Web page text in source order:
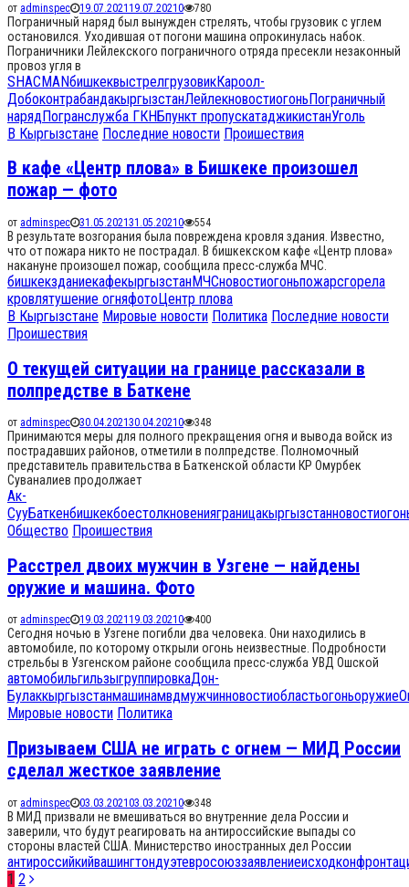
от adminspec 19.07.2021 19.07.20210 780
Пограничный наряд был вынужден стрелять, чтобы грузовик с углем
остановился. Уходившая от погони машина опрокинулась набок.
Пограничники Лейлекского пограничного отряда пресекли незаконный
провоз угля в
SHACMANбишкеквыстрелгрузовикКароол-
ДобоконтрабандакыргызстанЛейлекновостиогоньПограничный
нарядПогранслужба ГКНБпункт пропускатаджикистанУголь
В Кыргызстане Последние новости Проишествия
В кафе «Центр плова» в Бишкеке произошел
пожар — фото
от adminspec 31.05.202131.05.20210 554
В результате возгорания была повреждена кровля здания. Известно,
что от пожара никто не пострадал. В бишкекском кафе «Центр плова»
накануне произошел пожар, сообщила пресс-служба МЧС.
бишкекзданиекафекыргызстанМЧСновостиогоньпожарсгорела
кровлятушение огняфотоЦентр плова
В Кыргызстане Мировые новости Политика Последние новости
Проишествия
О текущей ситуации на границе рассказали в
полпредстве в Баткене
от adminspec 30.04.202130.04.20210 348
Принимаются меры для полного прекращения огня и вывода войск из
пострадавших районов, отметили в полпредстве. Полномочный
представитель правительства в Баткенской области КР Омурбек
Суваналиев продолжает
Ак-
СууБаткенбишкекбоестолкновенияграницакыргызстанновости
Общество Проишествия
Расстрел двоих мужчин в Узгене — найдены
оружие и машина. Фото
от adminspec 19.03.2021 19.03.20210 400
Сегодня ночью в Узгене погибли два человека. Они находились в
автомобиле, по которому открыли огонь неизвестные. Подробности
стрельбы в Узгенском районе сообщила пресс-служба УВД Ошской
автомобильгильзыгруппировкаДон-
Булаккыргызстанмашинамвдмужчинновостиобластьогоньоружие
Мировые новости Политика
Призываем США не играть с огнем — МИД России
сделал жесткое заявление
от adminspec 03.03.202103.03.20210 348
В МИД призвали не вмешиваться во внутренние дела России и
заверили, что будут реагировать на антироссийские выпады со
стороны властей США. Министерство иностранных дел России
антироссийкийвашингтондуэтевросоюззаявлениеисход
1 2